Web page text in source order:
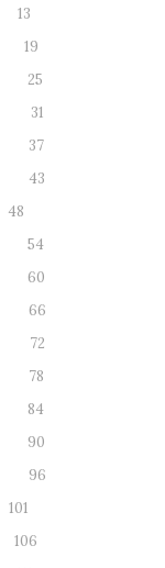
13
19
25
31
37
43
48
54
60
66
72
78
84
90
96
101
106